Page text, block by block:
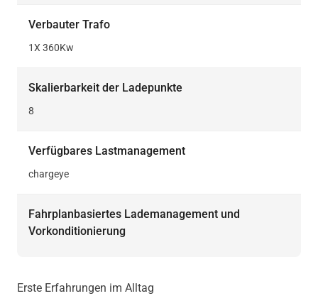
Verbauter Trafo
1X 360Kw
Skalierbarkeit der Ladepunkte
8
Verfügbares Lastmanagement
chargeye
Fahrplanbasiertes Lademanagement und
Vorkonditionierung
Erste Erfahrungen im Alltag